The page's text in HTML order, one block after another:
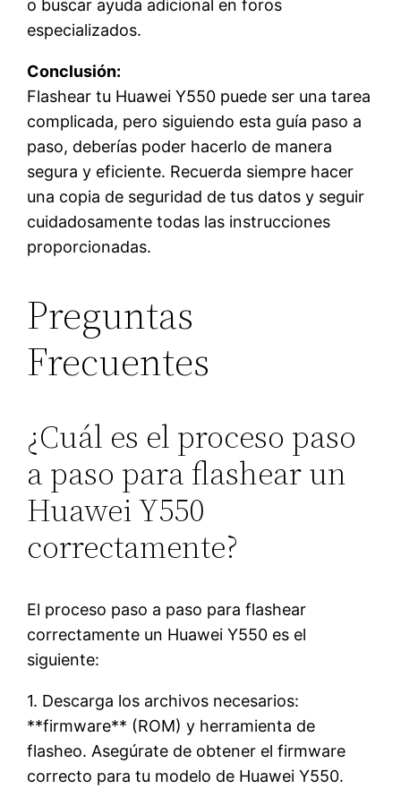
o buscar ayuda adicional en foros
especializados.
Conclusión:
Flashear tu Huawei Y550 puede ser una tarea
complicada, pero siguiendo esta guía paso a
paso, deberías poder hacerlo de manera
segura y eficiente. Recuerda siempre hacer
una copia de seguridad de tus datos y seguir
cuidadosamente todas las instrucciones
proporcionadas.
Preguntas
Frecuentes
¿Cuál es el proceso paso
a paso para flashear un
Huawei Y550
correctamente?
El proceso paso a paso para flashear
correctamente un Huawei Y550 es el
siguiente:
1. Descarga los archivos necesarios:
**firmware** (ROM) y herramienta de
flasheo. Asegúrate de obtener el firmware
correcto para tu modelo de Huawei Y550.